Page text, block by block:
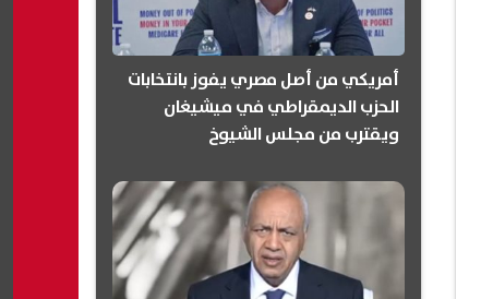
أمريكي من أصل مصري يفوز بانتخابات
الحزب الديمقراطي في ميشيغان
ويقترب من مجلس الشيوخ